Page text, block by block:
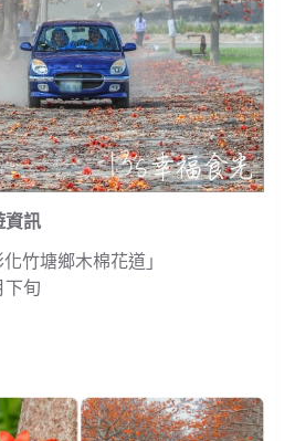
資訊
竹塘鄉木棉花道」
下旬